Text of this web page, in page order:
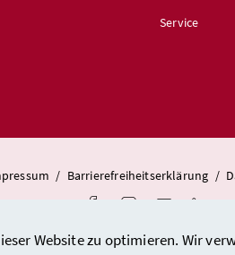
Website zu optimieren. Wir
Service
/ Barrierefreiheitserklärung /
FacebookInstagramYoutube